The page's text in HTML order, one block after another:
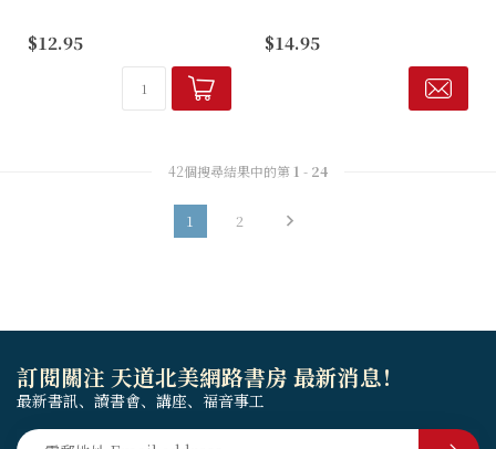
有關經卷，並不打算要包羅萬
有，或作精微的分析，只把經
卷的信息、思想、結構，簡
$12.95
是客人，是以色列獨一上帝的
使節，代替他的父親行事。
即使只是概略翻閱路加福音關
於耶穌的記述，也能明顯看出
$14.95
42個搜尋結果中的第 1 - 24
1 2
訂閱關注 天道北美網路書房 最新消息！
最新書訊、讀書會、講座、福音事工